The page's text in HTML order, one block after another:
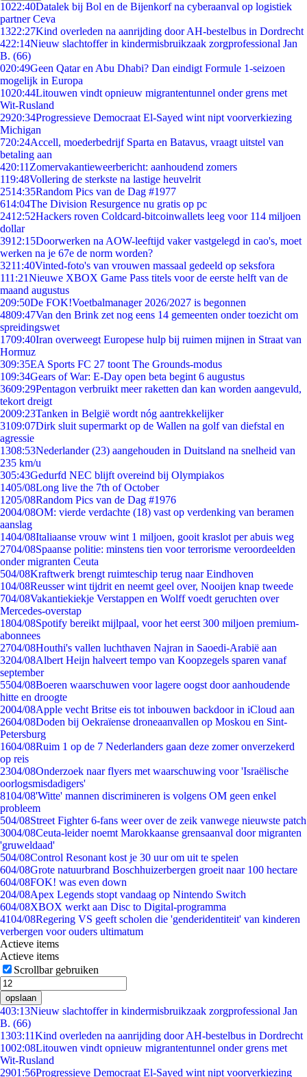
1022:40Datalek bij Bol en de Bijenkorf na cyberaanval op logistiek
partner Ceva
1322:27Kind overleden na aanrijding door AH-bestelbus in Dordrecht
422:14Nieuw slachtoffer in kindermisbruikzaak zorgprofessional Jan
B. (66)
020:49Geen Qatar en Abu Dhabi? Dan eindigt Formule 1-seizoen
mogelijk in Europa
1020:44Litouwen vindt opnieuw migrantentunnel onder grens met
Wit-Rusland
2920:34Progressieve Democraat El-Sayed wint nipt voorverkiezing
Michigan
720:24Accell, moederbedrijf Sparta en Batavus, vraagt uitstel van
betaling aan
420:11 Zomervakantieweerbericht: aanhoudend zomers
119:48Vollering de sterkste na lastige heuvelrit
2514:35Random Pics van de Dag #1977
614:04The Division Resurgence nu gratis op pc
2412:52Hackers roven Coldcard-bitcoinwallets leeg voor 114 miljoen
dollar
3912:15Doorwerken na AOW-leeftijd vaker vastgelegd in cao's, moet
werken na je 67e de norm worden?
3211:40Vinted-foto's van vrouwen massaal gedeeld op seksfora
111:21Nieuwe XBOX Game Pass titels voor de eerste helft van de
maand augustus
209:50De FOK!Voetbalmanager 2026/2027 is begonnen
4809:47Van den Brink zet nog eens 14 gemeenten onder toezicht om
spreidingswet
1709:40Iran overweegt Europese hulp bij ruimen mijnen in Straat van
Hormuz
309:35EA Sports FC 27 toont The Grounds-modus
109:34Gears of War: E-Day open beta begint 6 augustus
3609:29Pentagon verbruikt meer raketten dan kan worden aangevuld,
tekort dreigt
2009:23Tanken in België wordt nóg aantrekkelijker
3109:07Dirk sluit supermarkt op de Wallen na golf van diefstal en
agressie
1308:53Nederlander (23) aangehouden in Duitsland na snelheid van
235 km/u
305:43Gedurfd NEC blijft overeind bij Olympiakos
1405/08Long live the 7th of October
1205/08Random Pics van de Dag #1976
2004/08OM: vierde verdachte (18) vast op verdenking van beramen
aanslag
1404/08Italiaanse vrouw wint 1 miljoen, gooit kraslot per abuis weg
2704/08Spaanse politie: minstens tien voor terrorisme veroordeelden
onder migranten Ceuta
504/08Kraftwerk brengt ruimteschip terug naar Eindhoven
104/08Reusser wint tijdrit en neemt geel over, Nooijen knap tweede
704/08Vakantiekiekje Verstappen en Wolff voedt geruchten over
Mercedes-overstap
1804/08Spotify bereikt mijlpaal, voor het eerst 300 miljoen premium-
abonnees
2704/08Houthi's vallen luchthaven Najran in Saoedi-Arabië aan
3204/08Albert Heijn halveert tempo van Koopzegels sparen vanaf
september
5504/08Boeren waarschuwen voor lagere oogst door aanhoudende
hitte en droogte
2004/08Apple vecht Britse eis tot inbouwen backdoor in iCloud aan
2604/08Doden bij Oekraïense droneaanvallen op Moskou en Sint-
Petersburg
1604/08Ruim 1 op de 7 Nederlanders gaan deze zomer onverzekerd
op reis
2304/08Onderzoek naar flyers met waarschuwing voor 'Israëlische
oorlogsmisdadigers'
8104/08'Witte' mannen discrimineren is volgens OM geen enkel
probleem
504/08Street Fighter 6-fans weer over de zeik vanwege nieuwste patch
3004/08Ceuta-leider noemt Marokkaanse grensaanval door migranten
'gruweldaad'
504/08Control Resonant kost je 30 uur om uit te spelen
604/08Grote natuurbrand Boschhuizerbergen groeit naar 100 hectare
604/08FOK! was even down
204/08Apex Legends stopt vandaag op Nintendo Switch
604/08XBOX werkt aan Disc to Digital-programma
4104/08Regering VS geeft scholen die 'genderidentiteit' van kinderen
verbergen voor ouders ultimatum
Actieve items
Actieve items
Scrollbar gebruiken
opslaan
403:13Nieuw slachtoffer in kindermisbruikzaak zorgprofessional Jan
B. (66)
1303:11Kind overleden na aanrijding door AH-bestelbus in Dordrecht
1002:08Litouwen vindt opnieuw migrantentunnel onder grens met
Wit-Rusland
2901:56Progressieve Democraat El-Sayed wint nipt voorverkiezing